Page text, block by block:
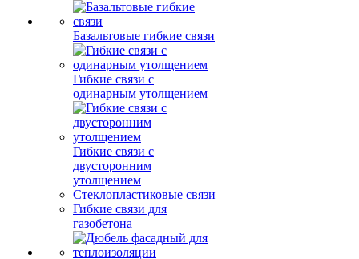
Базальтовые гибкие связи
Гибкие связи с
одинарным утолщением
Гибкие связи с
двусторонним
утолщением
Стеклопластиковые связи
Гибкие связи для
газобетона